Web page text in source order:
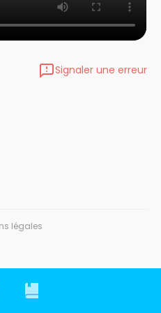
Signaler une erreur
légales